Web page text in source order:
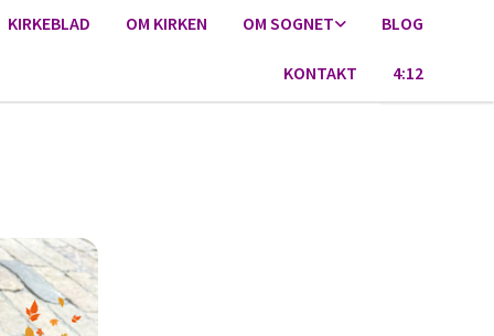
KIRKEBLAD OM KIRKEN OM SOGNET BLOG
KONTAKT 4:12